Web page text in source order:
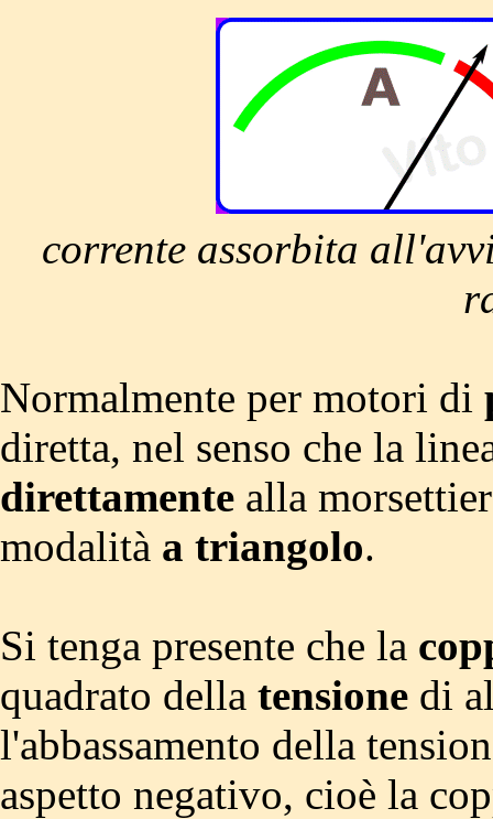
corrente assorbita
Normalmente per motori di
diretta, nel senso che la
direttamente alla
modalità a triangolo.
Si tenga presente che la
quadrato della tensione di
l'abbassamento della
aspetto negativo, cioè la